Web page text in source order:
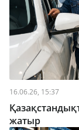
16.06.26, 15:37
жатыр